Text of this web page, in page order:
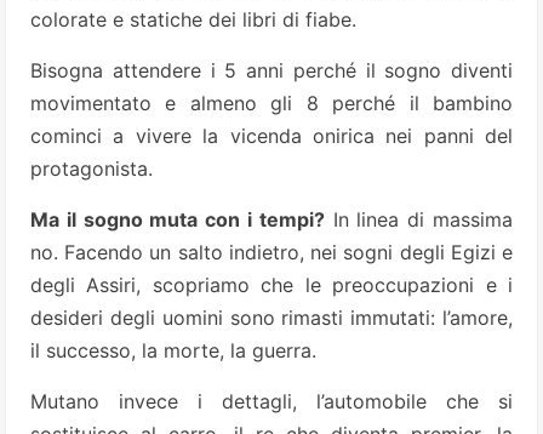
colorate e statiche dei libri di fiabe.
Bisogna attendere i 5 anni perché il sogno diventi
movimentato e almeno gli 8 perché il bambino
cominci a vivere la vicenda onirica nei panni del
protagonista.
Ma il sogno muta con i tempi?In linea di massima
no. Facendo un salto indietro, nei sogni degli Egizi e
degli Assiri, scopriamo che le preoccupazioni e i
desideri degli uomini sono rimasti immutati: l’amore,
il successo, la morte, la guerra.
Mutano invece i dettagli, l’automobile che si